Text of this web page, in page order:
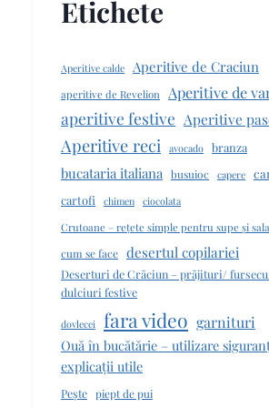
Etichete
Aperitive calde Aperitive de Craciun
aperitive de Revelion Aperitive de
aperitive festive Aperitive
Aperitive reci avocado branza
bucataria italiana busuioc capere
cartofi
chimen ciocolata
Crutoane – rețete simple pentru supe și
cum se face desertul copilariei
Deserturi de Crăciun – prăjituri/
dulciuri festive
dovlecei fara video garnituri
Ouă în bucătărie – utilizare
explicații utile
Pește piept de pui